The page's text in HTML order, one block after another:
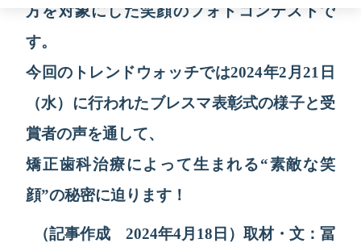
方を対象にした笑顔のフォトコンテストで
す。
今回のトレンドウォッチでは2024年2月21日
（水）に行われたブレスマ表彰式の様子と受
賞者の声を通して、
矯正歯科治療によって生まれる“素敵な笑
顔”の秘密に迫ります！
（記事作成 2024年4月18日）取材・文：冨